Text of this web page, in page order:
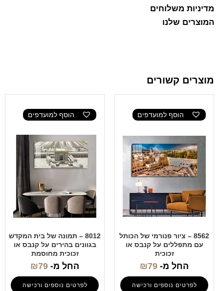
מדיניות משלוחים
המוצרים שלנו
מוצרים קשורים
הוסף למועדפים
8562 – ציור פנורמי של הכותל
עם מתפללים על קנבס או
זכוכית
החל מ- ₪79
לפרטים נוספים ורכישה
הוסף למועדפים
8012 – תמונה של בית המקדש
בגוונים בהירים על קנבס או
זכוכית מחוסמת
החל מ- ₪79
לפרטים נוספים ורכישה